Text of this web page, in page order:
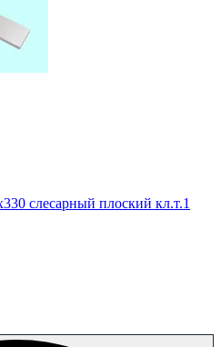
слесарный плоский кл.т.1